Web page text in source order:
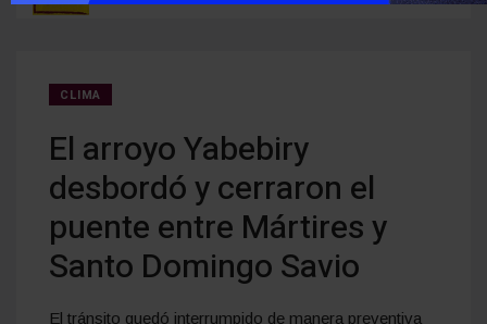
CLIMA
El arroyo Yabebiry
desbordó y cerraron el
puente entre Mártires y
Santo Domingo Savio
El tránsito quedó interrumpido de manera preventiva